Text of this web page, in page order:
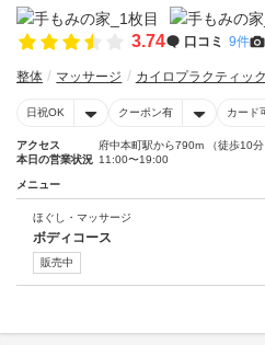
3.74 口コミ 9件
整体 マッサージ カイロプラクティック
日祝OK クーポン有 カード
アクセス
府中本町駅から790m （徒歩10分
本日の営業状況 11:00〜19:00
メニュー
ほぐし・マッサージ
ボディコース
販売中